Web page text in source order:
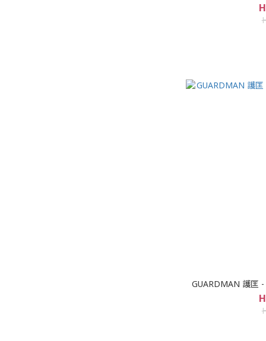
GUARDMAN 護匡